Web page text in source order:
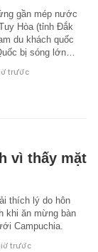
gần mép nước
Hòa (tỉnh Đắk
du khách quốc
bị sóng lớn…
trước
vì thấy mặt
thích lý do hôn
khi ăn mừng bàn
Campuchia.
trước